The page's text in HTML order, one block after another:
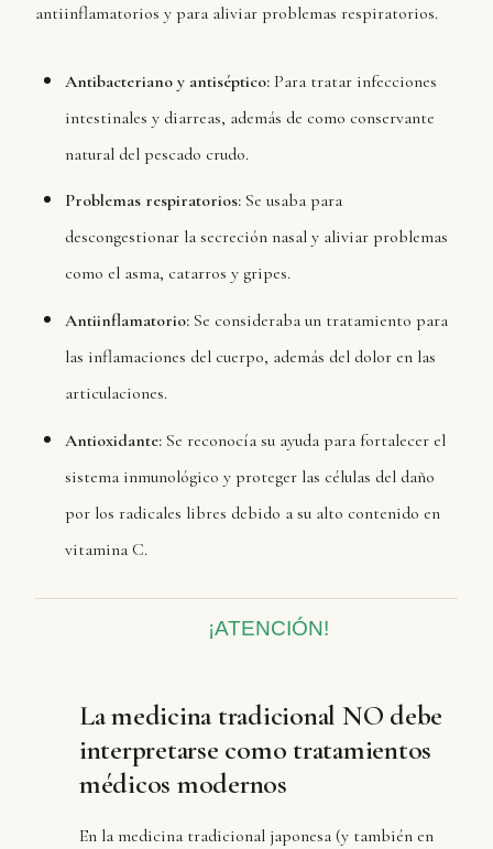
antiinflamatorios y para aliviar problemas respiratorios.
Antibacteriano y antiséptico:Para tratar infecciones
intestinales y diarreas, además de como conservante
natural del pescado crudo.
Problemas respiratorios:Se usaba para
descongestionar la secreción nasal y aliviar problemas
como el asma, catarros y gripes.
Antiinflamatorio:Se consideraba un tratamiento para
las inflamaciones del cuerpo, además del dolor en las
articulaciones.
Antioxidante:Se reconocía su ayuda para fortalecer el
sistema inmunológico y proteger las células del daño
por los radicales libres debido a su alto contenido en
vitamina C.
¡ATENCIÓN!
La medicina tradicional NO debe
interpretarse como tratamientos
médicos modernos
En la medicina tradicional japonesa (y también en